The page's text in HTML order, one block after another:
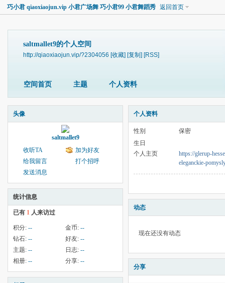
巧小君 qiaoxiaojun.vip 小君广场舞 巧小君99 小君舞蹈秀 返回首页
saltmallet9的个人空间
http://qiaoxiaojun.vip/?2304056 [收藏] [复制] [RSS]
空间首页 主题 个人资料
头像
saltmallet9
收听TA
加为好友
给我留言
打个招呼
发送消息
统计信息
已有 1 人来访过
积分: -- 金币: --
钻石: -- 好友: --
主题: -- 日志: --
相册: -- 分享: --
个人资料
性别
保密
生日
个人主页
https://glerup-
eleganckie-
动态
现在还没有动态
分享